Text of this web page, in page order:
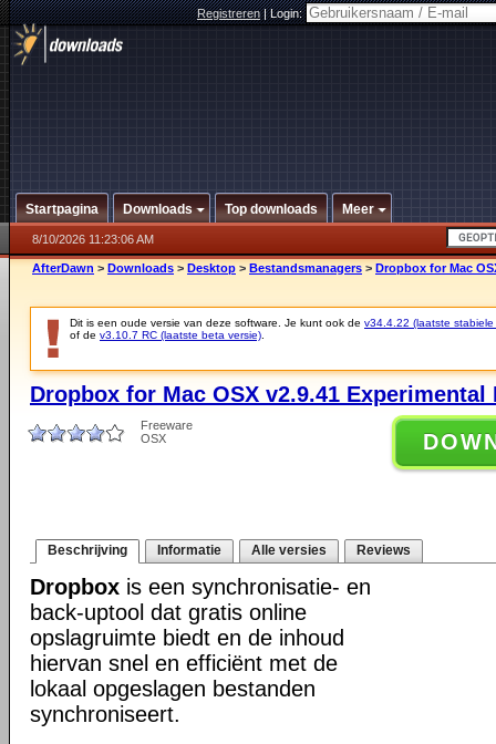
Registreren|Login:
Startpagina Downloads Top downloads Meer
8/10/2026 11:23:06 AM
AfterDawn > Downloads > Desktop > Bestandsmanagers > Dropbox for Mac
Dit is een oude versie van deze software. Je kunt ook de v34.4.22 (laatste stabiele
of de v3.10.7 RC (laatste beta versie)
Dropbox for Mac OSX v2.9.41 Experimental
Freeware
OSX
Beschrijving Informatie Alle versies Reviews
Dropbox is een synchronisatie- en
back-uptool dat gratis online
opslagruimte biedt en de inhoud
hiervan snel en efficiënt met de
lokaal opgeslagen bestanden
synchroniseert.